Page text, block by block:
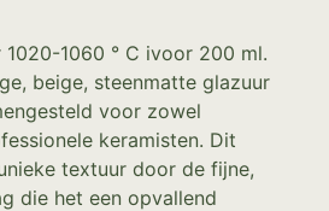
1060 ° C ivoor 200 ml.
beige, steenmatte glazuur
voor zowel
keramisten. Dit
textuur door de fijne,
die het een opvallend